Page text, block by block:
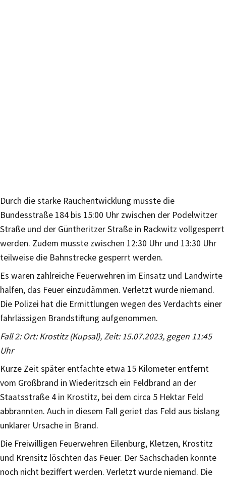
Durch die starke Rauchentwicklung musste die
Bundesstraße 184 bis 15:00 Uhr zwischen der Podelwitzer
Straße und der Güntheritzer Straße in Rackwitz vollgesperrt
werden. Zudem musste zwischen 12:30 Uhr und 13:30 Uhr
teilweise die Bahnstrecke gesperrt werden.
Es waren zahlreiche Feuerwehren im Einsatz und Landwirte
halfen, das Feuer einzudämmen. Verletzt wurde niemand.
Die Polizei hat die Ermittlungen wegen des Verdachts einer
fahrlässigen Brandstiftung aufgenommen.
Fall 2: Ort: Krostitz (Kupsal), Zeit: 15.07.2023, gegen 11:45
Uhr
Kurze Zeit später entfachte etwa 15 Kilometer entfernt
vom Großbrand in Wiederitzsch ein Feldbrand an der
Staatsstraße 4 in Krostitz, bei dem circa 5 Hektar Feld
abbrannten. Auch in diesem Fall geriet das Feld aus bislang
unklarer Ursache in Brand.
Die Freiwilligen Feuerwehren Eilenburg, Kletzen, Krostitz
und Krensitz löschten das Feuer. Der Sachschaden konnte
noch nicht beziffert werden. Verletzt wurde niemand. Die